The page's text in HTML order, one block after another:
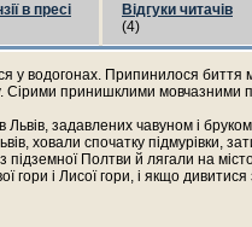
в пресі
Відгуки читачів
(4)
у водогонах. Припинилося биття
Сірими принишклими мовчазними
Львів, задавлених чавуном і
ховали спочатку підмурівки,
підземної Полтви й лягали на
і Лисої гори, і якщо дивитися